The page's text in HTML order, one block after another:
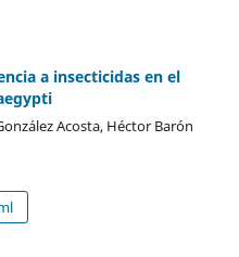
a insecticidas en el
Acosta, Héctor Barón